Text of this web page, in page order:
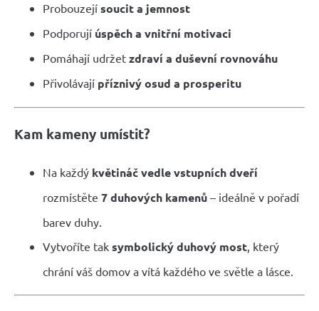
Probouzejí soucit a jemnost
Podporují úspěch a vnitřní motivaci
Pomáhají udržet zdraví a duševní rovnováhu
Přivolávají příznivý osud a prosperitu
Kam kameny umístit?
Na každý květináč vedle vstupních dveří
rozmístěte 7 duhových kamenů – ideálně v pořadí
barev duhy.
Vytvoříte tak symbolický duhový most , který
chrání váš domov a vítá každého ve světle a lásce.